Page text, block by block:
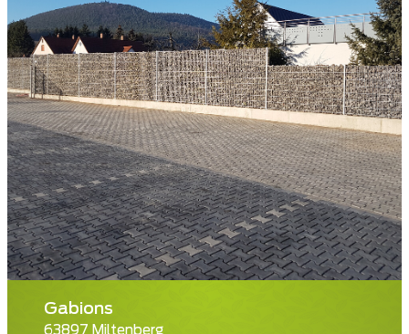
Gabions
63897 Miltenberg